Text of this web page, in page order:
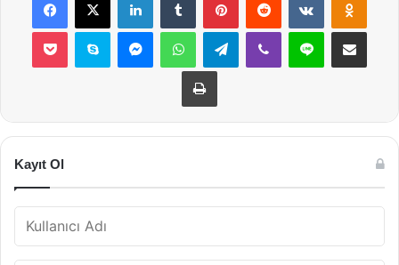
Pocket Skype MessengerWhatsAppTelegramViber Line E-Posta ile
Yazdır
Kayıt Ol